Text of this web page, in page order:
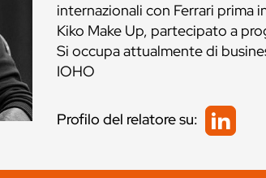
internazionali con Ferrari prima
Kiko Make Up, partecipato a
Si occupa attualmente di
IOHO
Profilo del relatore su: